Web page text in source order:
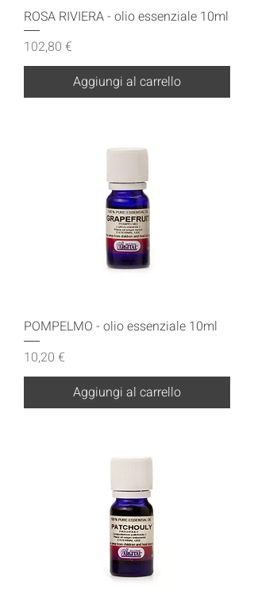
ROSA RIVIERA - olio essenziale 10ml
Prezzo
102,80 €
Aggiungi al carrello
POMPELMO - olio essenziale 10ml
Prezzo
10,20 €
Aggiungi al carrello